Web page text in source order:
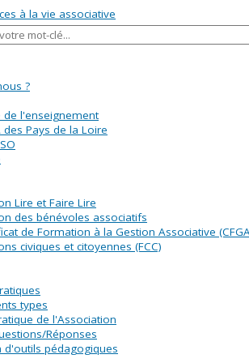
?
de l'enseignement
des Pays de la Loire
Lire et Faire Lire
des bénévoles associatifs
de Formation à la Gestion Associative
civiques et citoyennes (FCC)
types
de l'Association
Réponses
d'outils pédagogiques